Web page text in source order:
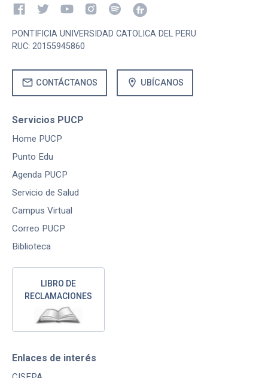
PONTIFICIA UNIVERSIDAD CATOLICA DEL PERU
RUC: 20155945860
mail CONTÁCTANOS location_on UBÍCANOS
Servicios PUCP
Home PUCP
Punto Edu
Agenda PUCP
Servicio de Salud
Campus Virtual
Correo PUCP
Biblioteca
LIBRO DE
RECLAMACIONES
Enlaces de interés